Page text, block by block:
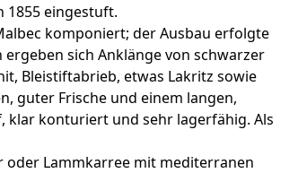
1855 eingestuft.
komponiert; der Ausbau erfolgte
sich Anklänge von schwarzer
Bleistiftabrieb, etwas Lakritz sowie
guter Frische und einem langen,
klar konturiert und sehr lagerfähig. Als
oder Lammkarree mit mediterranen